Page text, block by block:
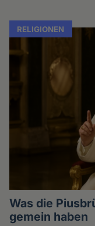
RELIGIONEN
Was die
gemein haben